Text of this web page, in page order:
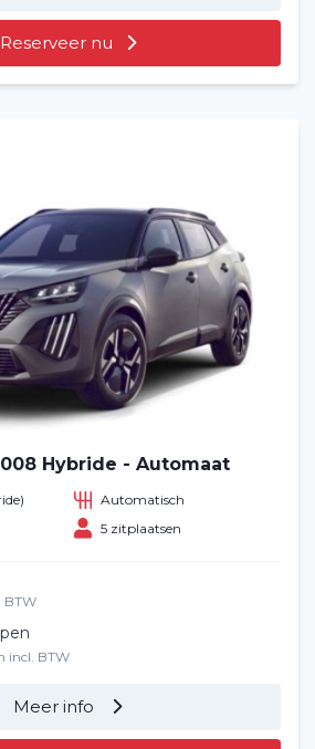
Reserveer nu
Hybride - Automaat
Automatisch
5 zitplaatsen
BTW
incl. BTW
Meer info